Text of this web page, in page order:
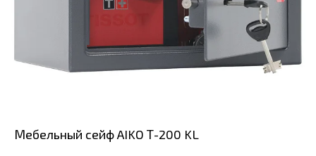
Мебельный сейф AIKO Т-200 KL